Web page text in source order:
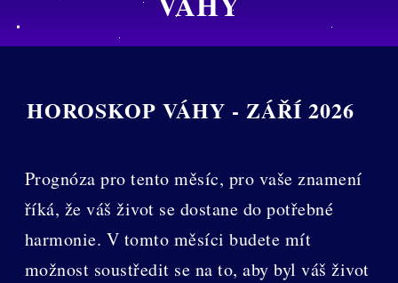
HOROSKOP VÁHY - ZÁŘÍ 2026
Prognóza pro tento měsíc, pro vaše znamení
říká, že váš život se dostane do potřebné
harmonie. V tomto měsíci budete mít
možnost soustředit se na to, aby byl váš život